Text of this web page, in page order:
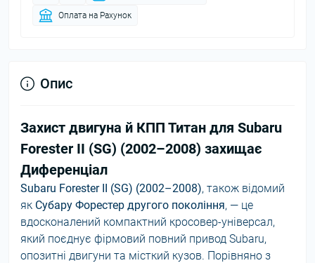
Оплата на Рахунок
Опис
Захист двигуна й КПП Титан для Subaru
Forester II (SG) (2002–2008) захищає
Диференціал
Subaru Forester II (SG) (2002–2008), також відомий
як Субару Форестер другого покоління, — це
вдосконалений компактний кросовер-універсал,
який поєднує фірмовий повний привод Subaru,
опозитні двигуни та місткий кузов. Порівняно з